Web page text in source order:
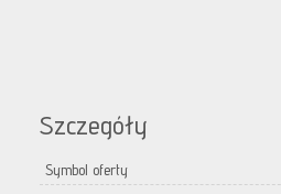
Szczegóły
Symbol oferty